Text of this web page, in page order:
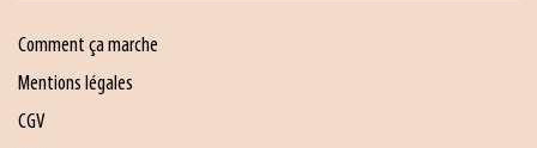
Comment ça marche
Mentions légales
CGV